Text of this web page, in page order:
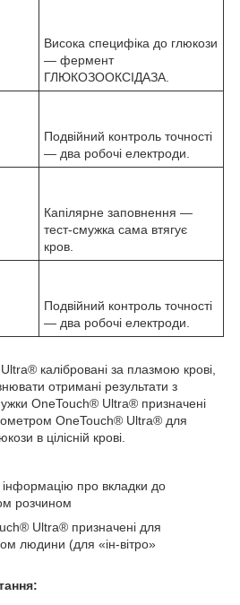
Висока специфіка до глюкози
— фермент
ГЛЮКОЗООКСІДАЗА.
Подвійний контроль точності
— два робочі електроди.
Капілярне заповнення —
тест-смужка сама втягує
кров.
Подвійний контроль точності
— два робочі електроди.
калібровані за плазмою крові,
отримані результати з
OneTouch® Ultra® призначені
OneTouch® Ultra® для
в цілісній крові.
про вкладки до
розчином
Ultra® призначені для
людини (для «ін-вітро»